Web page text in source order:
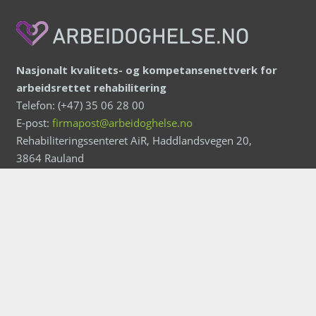
Nasjonalt kvalitets- og kompetansenettverk for
arbeidsrettet rehabilitering
Telefon: (+47) 35 06 28 00
E-post: firmapost@arbeidoghelse.no
Rehabiliteringssenteret AiR, Haddlandsvegen 20,
3864 Rauland